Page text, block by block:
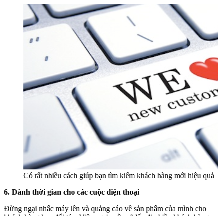
Có rất nhiều cách giúp bạn tìm kiếm khách hàng mới hiệu quả
6. Dành thời gian cho các cuộc điện thoại
Đừng ngại nhấc máy lên và quảng cáo về sản phẩm của mình cho